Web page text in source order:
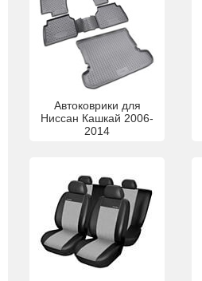
Автоковрики для
Ниссан Кашкай 2006-
2014